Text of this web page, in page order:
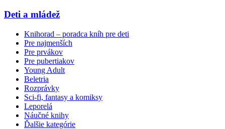
Deti a mládež
Knihorad – poradca kníh pre deti
Pre najmenších
Pre prvákov
Pre pubertiakov
Young Adult
Beletria
Rozprávky
Sci-fi, fantasy a komiksy
Leporelá
Náučné knihy
Ďalšie kategórie